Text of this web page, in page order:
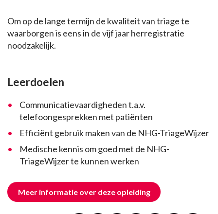
Om op de lange termijn de kwaliteit van triage te
waarborgen is eens in de vijf jaar herregistratie
noodzakelijk.
Leerdoelen
Communicatievaardigheden t.a.v.
telefoongesprekken met patiënten
Efficiënt gebruik maken van de NHG-TriageWijzer
Medische kennis om goed met de NHG-
TriageWijzer te kunnen werken
Meer informatie over deze opleiding